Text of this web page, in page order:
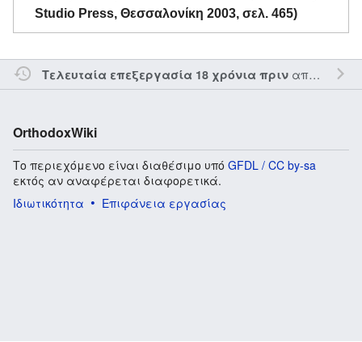
Studio Press, Θεσσαλονίκη 2003, σελ. 465)
Τελευταία επεξεργασία 18 χρόνια πριναπό τον την
OrthodoxWiki
Το περιεχόμενο είναι διαθέσιμο υπό GFDL / CC by-sa
εκτός αν αναφέρεται διαφορετικά.
Ιδιωτικότητα
Επιφάνεια εργασίας